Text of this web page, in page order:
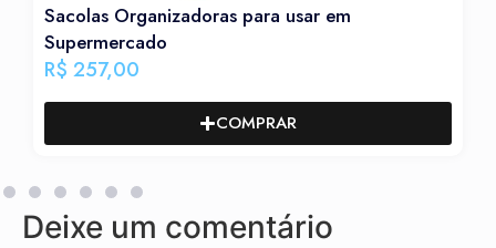
Sacolas Organizadoras para usar em
Supermercado
R$ 257,00
COMPRAR
Deixe um comentário